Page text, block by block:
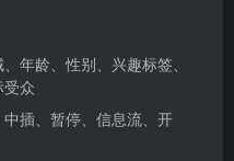
年龄、性别、兴趣标签、
众
中插、暂停、信息流、开